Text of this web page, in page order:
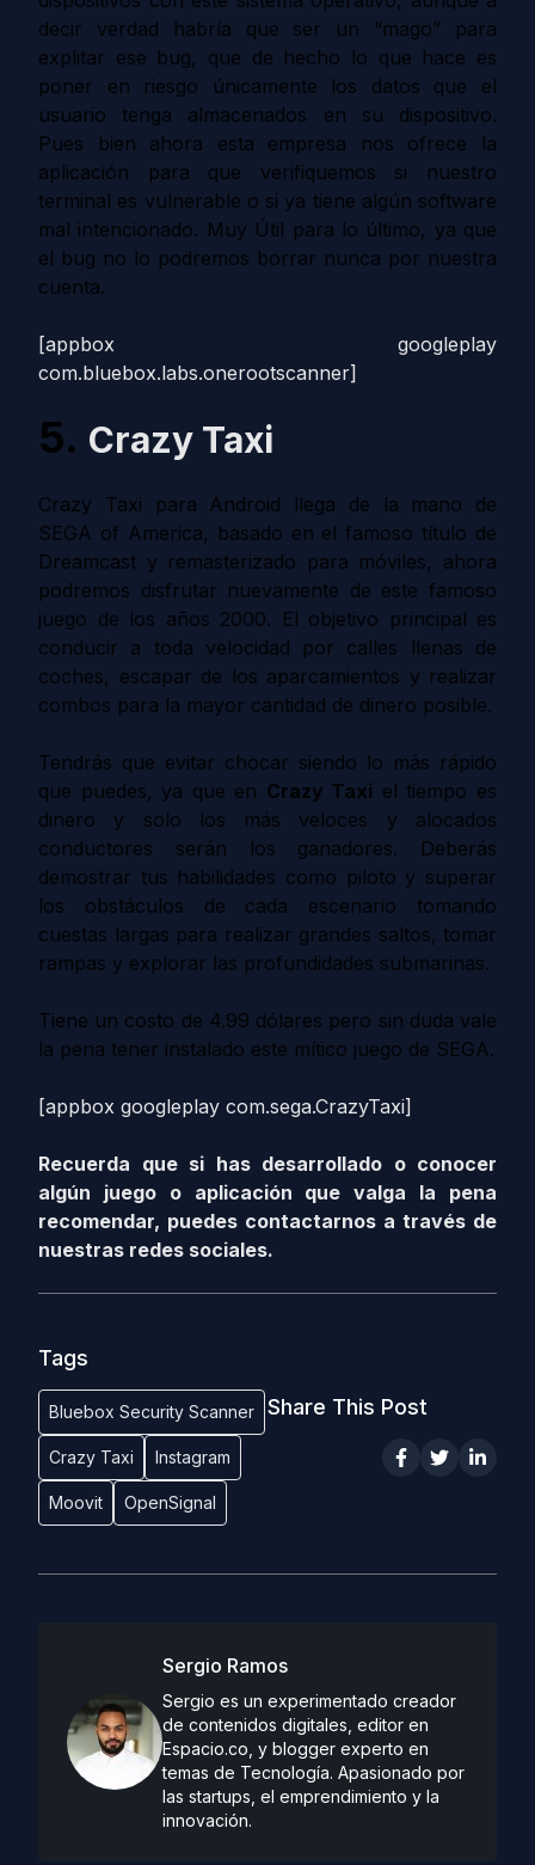
decir verdad habría que ser un “mago” para
explitar ese bug, que de hecho lo que hace es
poner en riesgo únicamente los datos que el
usuario tenga almacenados en su dispositivo.
Pues bien ahora esta empresa nos ofrece la
aplicación para que verifiquemos si nuestro
terminal es vulnerable o si ya tiene algún software
mal intencionado. Muy Útil para lo último, ya que
el bug no lo podremos borrar nunca por nuestra
cuenta.
[appbox googleplay
com.bluebox.labs.onerootscanner]
5. Crazy Taxi
Crazy Taxi para Android llega de la mano de
SEGA of America, basado en el famoso título de
Dreamcast y remasterizado para móviles, ahora
podremos disfrutar nuevamente de este famoso
juego de los años 2000. El objetivo principal es
conducir a toda velocidad por calles llenas de
coches, escapar de los aparcamientos y realizar
combos para la mayor cantidad de dinero posible.
Tendrás que evitar chocar siendo lo más rápido
que puedes, ya que en Crazy Taxi el tiempo es
dinero y solo los más veloces y alocados
conductores serán los ganadores. Deberás
demostrar tus habilidades como piloto y superar
los obstáculos de cada escenario tomando
cuestas largas para realizar grandes saltos, tomar
rampas y explorar las profundidades submarinas.
Tiene un costo de 4.99 dólares pero sin duda vale
la pena tener instalado este mítico juego de SEGA.
[appbox googleplay com.sega.CrazyTaxi]
Recuerda que si has desarrollado o conocer
algún juego o aplicación que valga la pena
recomendar, puedes contactarnos a través de
nuestras redes sociales.
Tags
Bluebox Security Scanner
Crazy Taxi Instagram
Moovit OpenSignal
Share This Post
Sergio Ramos
Sergio es un experimentado creador
de contenidos digitales, editor en
Espacio.co, y blogger experto en
temas de Tecnología. Apasionado por
las startups, el emprendimiento y la
innovación.